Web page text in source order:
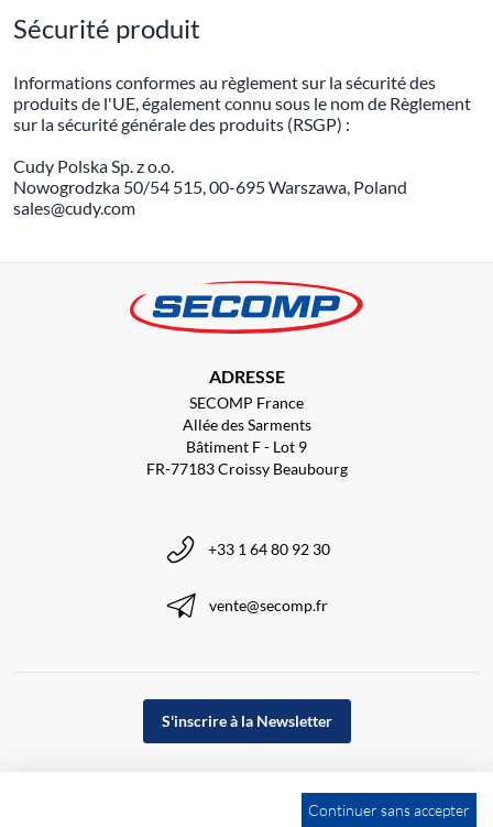
Sécurité produit
Informations conformes au règlement sur la sécurité des
produits de l'UE, également connu sous le nom de Règlement
sur la sécurité générale des produits (RSGP) :
Cudy Polska Sp. z o.o.
Nowogrodzka 50/54 515, 00-695 Warszawa, Poland
sales@cudy.com
ADRESSE
SECOMP France
Allée des Sarments
Bâtiment F - Lot 9
FR-77183 Croissy Beaubourg
+33 1 64 80 92 30
vente@secomp.fr
S'inscrire à la Newsletter
Continuer sans accepter